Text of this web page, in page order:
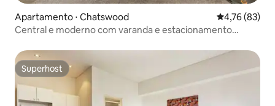
Apartamento ⋅ Chatswood 4,76 de uma
4,76 (83)
Central e moderno com varanda e estacionamento
Superhost
Superhost